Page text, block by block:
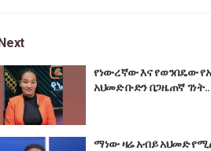
የነውረኛው እና የወንበዴው
አህመድ ቡድን በጋዜጠኛ
ማነው ዛሬ አብይ አህመድ